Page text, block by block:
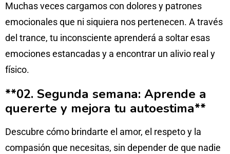
Muchas veces cargamos con dolores y patrones
emocionales que ni siquiera nos pertenecen. A través
del trance, tu inconsciente aprenderá a soltar esas
emociones estancadas y a encontrar un alivio real y
físico.
**02. Segunda semana: Aprende a
quererte y mejora tu autoestima**
Descubre cómo brindarte el amor, el respeto y la
compasión que necesitas, sin depender de que nadie